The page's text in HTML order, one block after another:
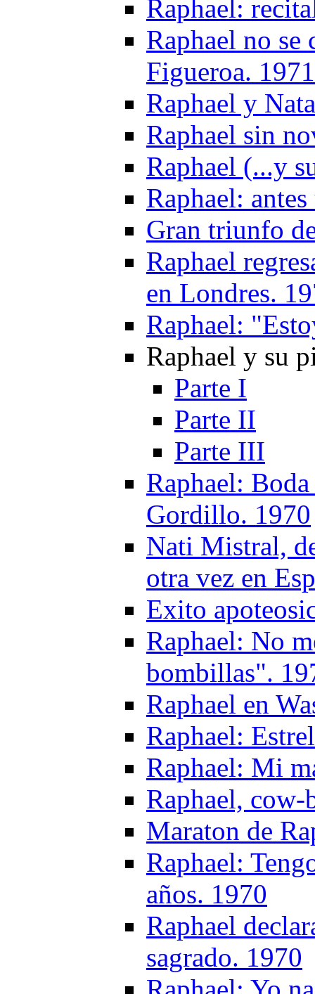
Raphael:
Raphael no se
Figueroa. 1971
Raphael y
Raphael sin
Raphael (...y
Raphael:
Gran triunfo
Raphael
en Londres.
Raphael:
Raphael y su
Parte I
Parte II
Parte III
Raphael:
Gordillo. 1970
Nati Mistral,
otra vez en
Exito
Raphael: No
bombillas".
Raphael en
Raphael:
Raphael: Mi
Raphael,
Maraton de
Raphael:
años. 1970
Raphael
sagrado. 1970